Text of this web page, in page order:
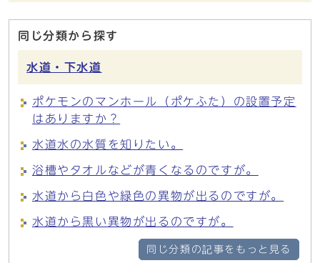
同じ分類から探す
水道・下水道
ポケモンのマンホール（ポケふた）の設置予定
はありますか？
水道水の水質を知りたい。
浴槽やタオルなどが青くなるのですが。
水道から白色や緑色の異物が出るのですが。
水道から黒い異物が出るのですが。
同じ分類の記事をもっと見る